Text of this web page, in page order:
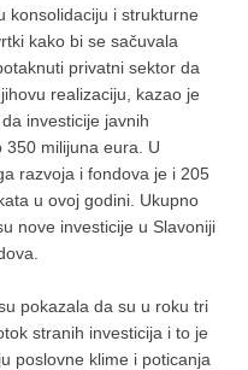
konsolidaciju i strukturne
kako bi se sačuvala
privatni sektor da
realizaciju, kazao je
investicije javnih
350 milijuna eura. U
razvoja i fondova je i 205
u ovoj godini. Ukupno
nove investicije u Slavoniji
pokazala da su u roku tri
stranih investicija i to je
poslovne klime i poticanja